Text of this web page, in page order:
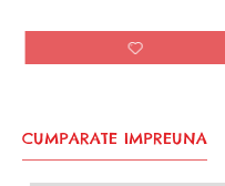
CUMPARATE IMPREUNA